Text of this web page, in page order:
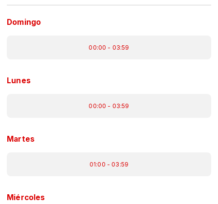
Domingo
00:00 - 03:59
Lunes
00:00 - 03:59
Martes
01:00 - 03:59
Miércoles